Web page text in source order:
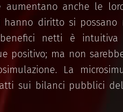
anche le
diritto si possano
netti è intuitiva
positivo; ma non
La
sui bilanci pubblici